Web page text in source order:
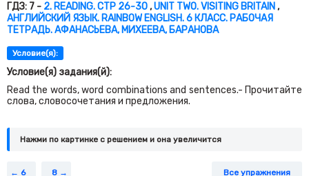
ГДЗ: 7 - 2. READING. СТР 26-30,UNIT TWO. VISITING BRITAIN,
АНГЛИЙСКИЙ ЯЗЫК. RAINBOW ENGLISH. 6 КЛАСС. РАБОЧАЯ
ТЕТРАДЬ. АФАНАСЬЕВА, МИХЕЕВА, БАРАНОВА
Условие(я):
Условие(я) задания(й):
Read the words, word combinations and sentences.- Прочитайте
слова, словосочетания и предложения.
Нажми по картинке c решением и она увеличится
6 8 Все упражнения